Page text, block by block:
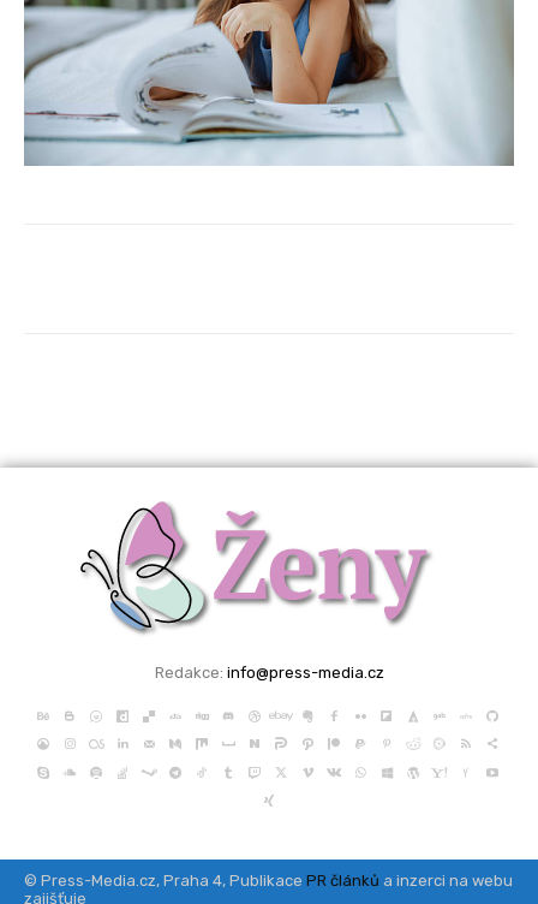
Redakce: info@press-media.cz
© Press-Media.cz, Praha 4, Publikace PR článků a inzerci na webu
zajišťuje